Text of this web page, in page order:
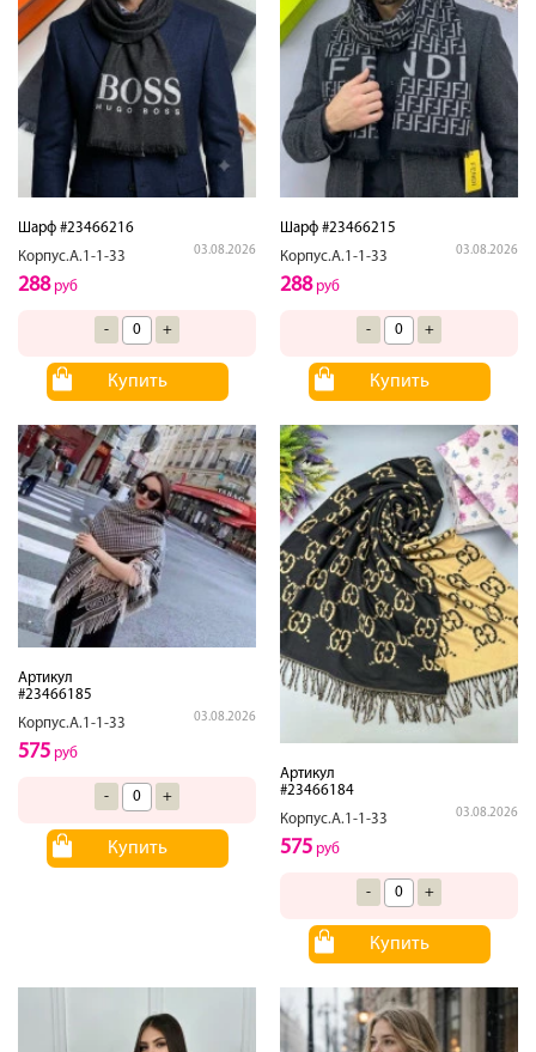
Шарф #23466216
Корпус.А.1-1-33
03.08.2026
288руб
- +
Купить
Шарф #23466215
Корпус.А.1-1-33
03.08.2026
288руб
- +
Купить
Артикул
#23466185
Корпус.А.1-1-33
03.08.2026
575 руб
- +
Купить
Артикул
#23466184
Корпус.А.1-1-33
03.08.2026
575 руб
- +
Купить